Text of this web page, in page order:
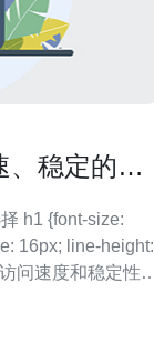
、稳定的选
16px; line-height: